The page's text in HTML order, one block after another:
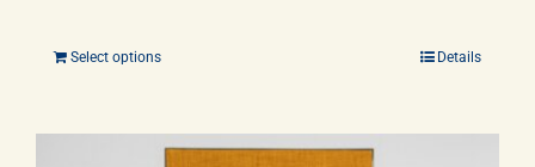
Select options Details